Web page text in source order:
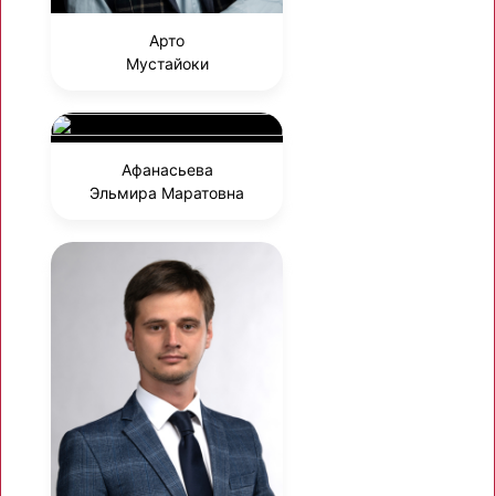
Арто
Мустайоки
Афанасьева
Эльмира Маратовна